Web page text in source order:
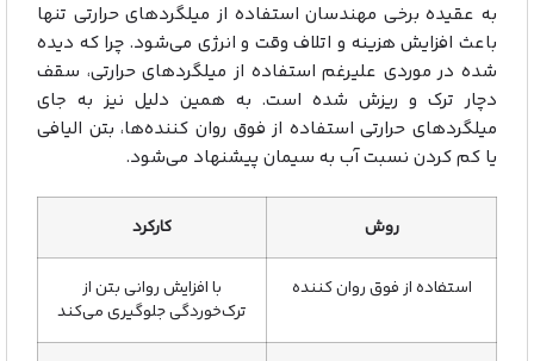
‌‌به عقیده برخی مهندسان استفاده از میلگردهای حرارتی تنها
باعث افزایش هزینه و اتلاف وقت و انرژی می‌شود. چرا که دیده
شده در موردی علیرغم استفاده از میلگردهای حرارتی، سقف
دچار ترک و ریزش شده است. به همین دلیل نیز به جای
میلگردهای حرارتی استفاده از فوق روان کننده‌ها، بتن الیافی
یا کم کردن نسبت آب به سیمان پیشنهاد می‌شود.
روش کارکرد
استفاده از فوق روان کننده
با افزایش روانی بتن از
ترک‌خوردگی جلوگیری می‌کند